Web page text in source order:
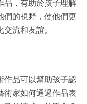
品，有助於孩子理解
們的視野，使他們更
流和友誼。
作品可以幫助孩子認
術家如何通過作品表